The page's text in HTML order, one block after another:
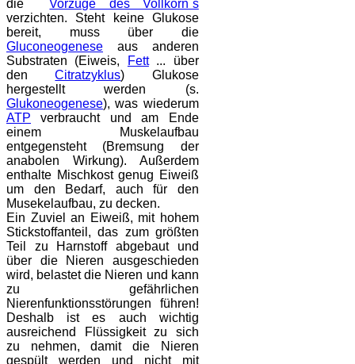
dieVorzüge des Vollkorn´s
verzichten. Steht keine Glukose
bereit, muss über die
Gluconeogenese aus anderen
Substraten (Eiweis,
Fett... über
denCitratzyklus) Glukose
hergestellt werden (s.
Glukoneogenese), was wiederum
ATP verbraucht und am Ende
einem Muskelaufbau
entgegensteht (Bremsung der
anabolen Wirkung). Außerdem
enthalte Mischkost genug Eiweiß
um den Bedarf, auch für den
Musekelaufbau, zu decken.
Ein Zuviel an Eiweiß, mit hohem
Stickstoffanteil, das zum größten
Teil zu Harnstoff abgebaut und
über die Nieren ausgeschieden
wird, belastet die Nieren und kann
zu gefährlichen
Nierenfunktionsstörungen führen!
Deshalb ist es auch wichtig
ausreichend Flüssigkeit zu sich
zu nehmen, damit die Nieren
gespült werden und nicht mit